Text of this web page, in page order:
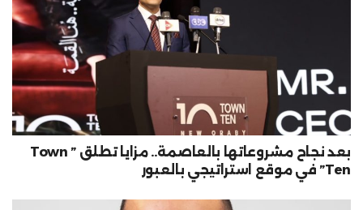
بعد نجاح مشروعاتها بالعاصمة.. مزايا تطلق ” Town
Ten” في موقع استراتيجي بالعبور